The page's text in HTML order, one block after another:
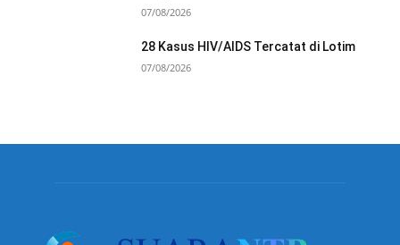
07/08/2026
28 Kasus HIV/AIDS Tercatat di Lotim
07/08/2026